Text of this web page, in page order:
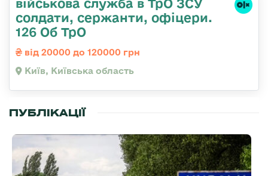
військова служба в ТрО ЗСУ
солдати, сержанти, офіцери.
126 Об ТрО
від 20000 до 120000 грн
Київ, Київська область
ПУБЛІКАЦІЇ